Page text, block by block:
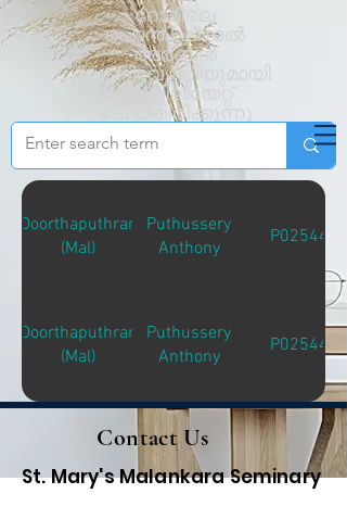
റോമിലെ
പൊന്തിഫിക്കൽ
അർബൻ
യൂണിവേഴ്സിറ്റിയുമായി
അഫിലിയേറ്റ്
ചെയ്തിരിക്കുന്നു
Doorthaputhran
(Mal)
Puthussery
Anthony
P02544
Doorthaputhran
(Mal)
Puthussery
Anthony
P02544
Contact Us
St. Mary's Malankara Seminary